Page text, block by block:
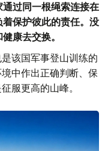
过同一根绳索连接在
保护彼此的责任。没
康去交换。
该国军事登山训练的
中作出正确判断、保
服更高的山峰。